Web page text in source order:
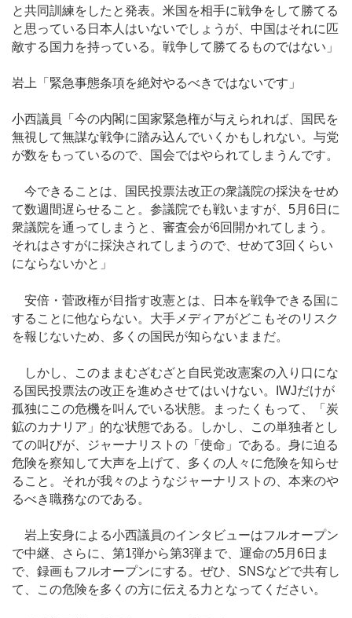
と共同訓練をしたと発表。米国を相手に戦争をして勝てる
と思っている日本人はいないでしょうが、中国はそれに匹
敵する国力を持っている。戦争して勝てるものではない」
岩上「緊急事態条項を絶対やるべきではないです」
小西議員「今の内閣に国家緊急権が与えられれば、国民を
無視して無謀な戦争に踏み込んでいくかもしれない。与党
が数をもっているので、国会ではやられてしまうんです。
今できることは、国民投票法改正の衆議院の採決をせめ
て数週間遅らせること。参議院でも戦いますが、5月6日に
衆議院を通ってしまうと、審査会が6回開かれてしまう。
それはさすがに採決されてしまうので、せめて3回くらい
にならないかと」
安倍・菅政権が目指す改憲とは、日本を戦争できる国に
することに他ならない。大手メディアがどこもそのリスク
を報じないため、多くの国民が知らないままだ。
しかし、このままむざむざと自民党改憲案の入り口にな
る国民投票法の改正を進めさせてはいけない。IWJだけが
孤独にこの危機を叫んでいる状態。まったくもって、「炭
鉱のカナリア」的な状態である。しかし、この単独者とし
ての叫びが、ジャーナリストの「使命」である。身に迫る
危険を察知して大声を上げて、多くの人々に危険を知らせ
ること。それが我々のようなジャーナリストの、本来のや
るべき職務なのである。
岩上安身による小西議員のインタビューはフルオープン
で中継、さらに、第1弾から第3弾まで、運命の5月6日ま
で、録画もフルオープンにする。ぜひ、SNSなどで共有し
て、この危険を多くの方に伝える力となってください。